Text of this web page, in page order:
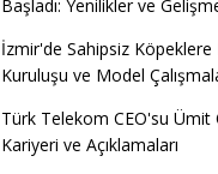
Başladı: Yenilikler ve
İzmir'de Sahipsiz Köpeklere
Kuruluşu ve Model
Türk Telekom CEO'su Ümit
Kariyeri ve Açıklamaları